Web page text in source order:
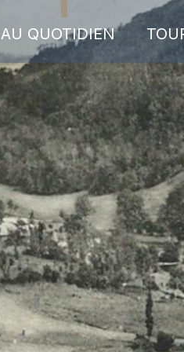
AU QUOTIDIEN